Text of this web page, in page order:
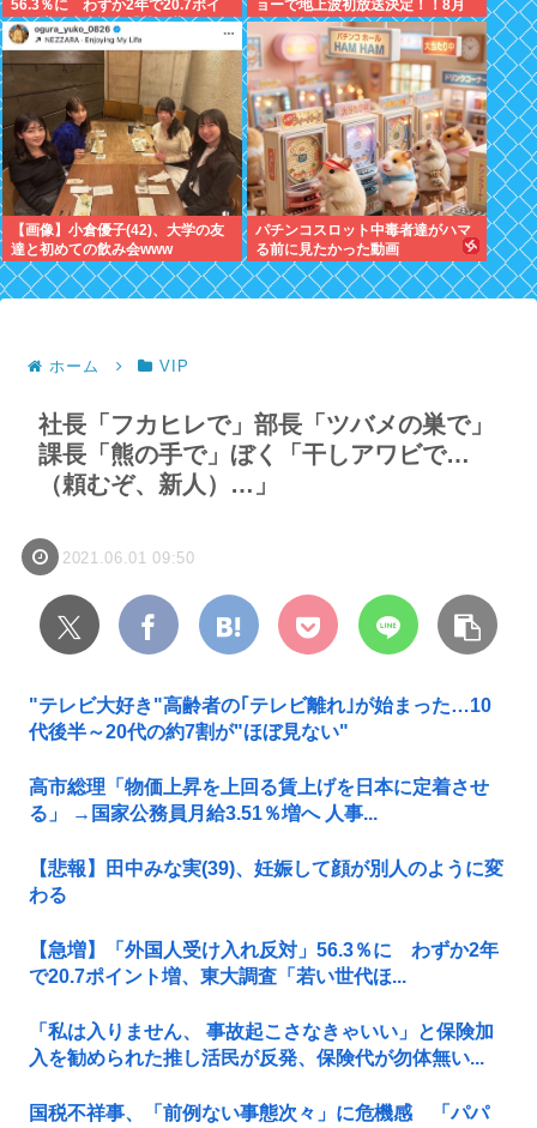
56.3％に わずか2年で20.7ポイ
ント増、東大調査「若い世代ほど
増加」
ョーで地上波初放送決定！！8月
28日！！
【画像】小倉優子(42)、大学の友
達と初めての飲み会www
パチンコスロット中毒者達がハマ
る前に見たかった動画
ホーム VIP
社長「フカヒレで」部長「ツバメの巣で」
課長「熊の手で」ぼく「干しアワビで…
（頼むぞ、新人）…」
2021.06.01 09:50
"テレビ大好き"高齢者の｢テレビ離れ｣が始まった…10
代後半～20代の約7割が"ほぼ見ない"
高市総理「物価上昇を上回る賃上げを日本に定着させ
る」 →国家公務員月給3.51％増へ 人事...
【悲報】田中みな実(39)、妊娠して顔が別人のように変
わる
【急増】「外国人受け入れ反対」56.3％に わずか2年
で20.7ポイント増、東大調査「若い世代ほ...
「私は入りません、 事故起こさなきゃいい」と保険加
入を勧められた推し活民が反発、保険代が勿体無い...
国税不祥事、「前例ない事態次々」に危機感 「パパ